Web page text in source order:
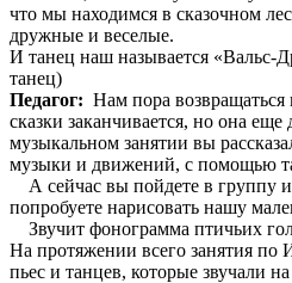
что мы находимся в сказочном
дружные и веселые.
И танец наш называется «Вальс-
танец)
Педагог: Нам пора
сказки заканчивается, но она еще
музыкальном занятии вы
музыки и движений, с помощью
А сейчас вы пойдете в группу
попробуете нарисовать нашу
Звучит фонограмма птичьих
На протяжении всего занятия по
пьес и танцев, которые звучали